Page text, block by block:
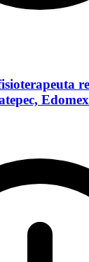
Edomex